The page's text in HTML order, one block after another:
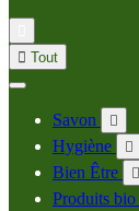
 Tout
Savon 
Hygiène 
Bien Être 
Produits bio